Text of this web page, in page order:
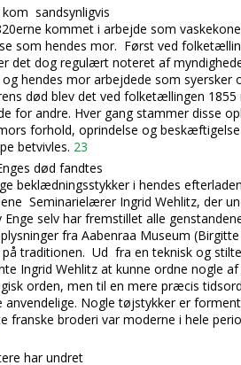
kom sandsynligvis
kommet i arbejde som
som hendes mor. Først ved
det dog regulært noteret af
og hendes mor arbejdede som syersker
død blev det ved folketællingen 1855
for andre. Hver gang stammer disse
forhold, oprindelse og
betvivles. 23
død fandtes
beklædningsstykker i hendes
Seminarielærer Ingrid Wehlitz, der
Enge selv har fremstillet alle
fra Aabenraa Museum
på traditionen. Ud fra en teknisk og
Ingrid Wehlitz at kunne ordne nogle
orden, men til en mere præcis
Nogle tøjstykker er
franske broderi var moderne i hele
har undret